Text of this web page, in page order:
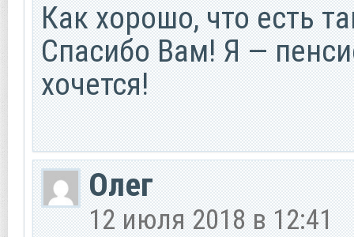
Как хорошо, что есть
Спасибо Вам! Я —
хочется!
Олег
12 июля 2018 в 12:41